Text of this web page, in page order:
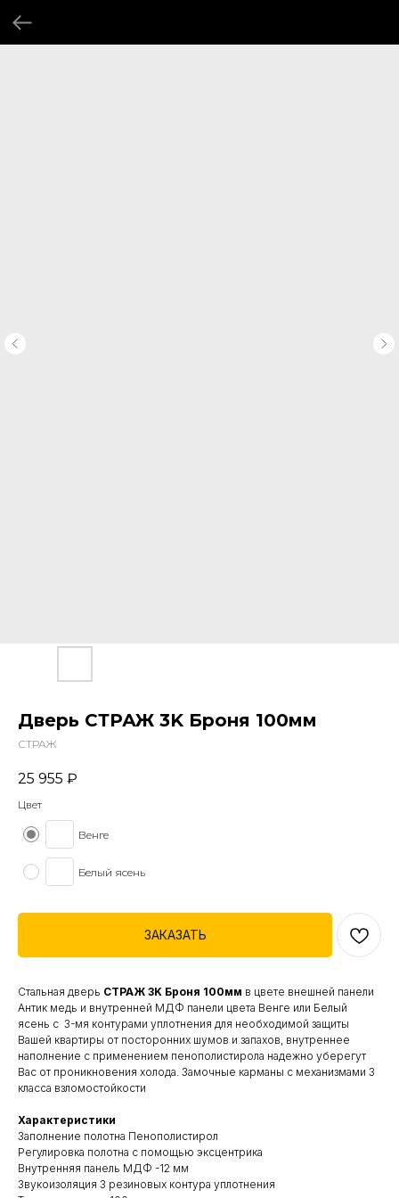
Дверь СТРАЖ 3K Броня 100мм
СТРАЖ
25 955 ₽
Цвет
Венге
Белый ясень
ЗАКАЗАТЬ
Стальная дверь СТРАЖ 3K Броня 100мм в цвете внешней панели
Антик медь и внутренней МДФ панели цвета Венге или Белый
ясень с 3-мя контурами уплотнения для необходимой защиты
Вашей квартиры от посторонних шумов и запахов, внутреннее
наполнение с применением пенополистирола надежно уберегут
Вас от проникновения холода. Замочные карманы с механизмами 3
класса взломостойкости
Характеристики
Заполнение полотна Пенополистирол
Регулировка полотна с помощью эксцентрика
Внутренняя панель МДФ -12 мм
Звукоизоляция 3 резиновых контура уплотнения